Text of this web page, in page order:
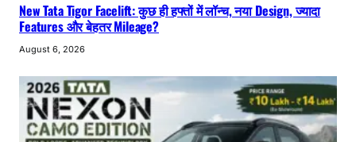
New Tata Tigor Facelift: कुछ ही हफ्तों में लॉन्च, नया Design, ज्यादा
Features और बेहतर Mileage?
August 6, 2026